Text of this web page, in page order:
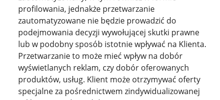
profilowania, jednakże przetwarzanie
zautomatyzowane nie będzie prowadzić do
podejmowania decyzji wywołującej skutki prawne
lub w podobny sposób istotnie wpływać na Klienta.
Przetwarzanie to może mieć wpływ na dobór
wyświetlanych reklam, czy dobór oferowanych
produktów, usług. Klient może otrzymywać oferty
specjalne za pośrednictwem zindywidualizowanej